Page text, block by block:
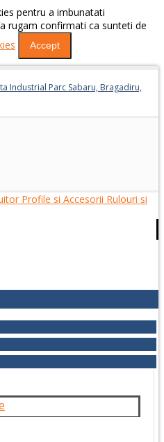
pentru a imbunatati
rugam confirmati ca sunteti de
Accept
Industrial Parc Sabaru, Bragadiru,